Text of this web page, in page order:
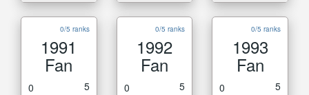
0/5 ranks
1991
Fan
0 5
0/5 ranks
1992
Fan
0 5
0/5 ranks
1993
Fan
0 5